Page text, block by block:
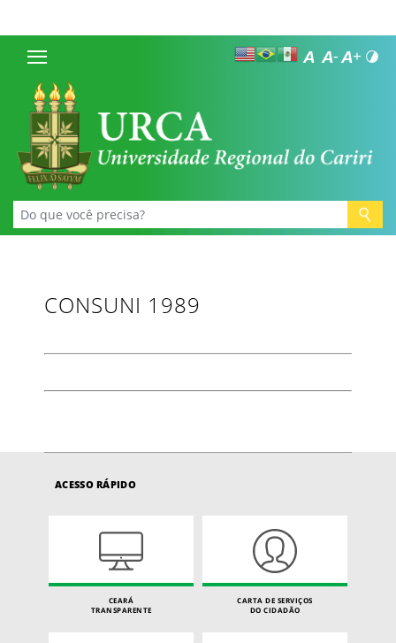
CONSUNI 1989
ACESSO RÁPIDO
CEARÁ
TRANSPARENTE
CARTA DE SERVIÇOS
DO CIDADÃO